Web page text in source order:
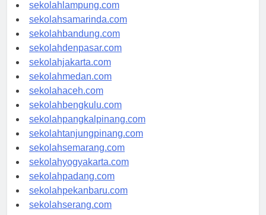
sekolahlampung.com
sekolahsamarinda.com
sekolahbandung.com
sekolahdenpasar.com
sekolahjakarta.com
sekolahmedan.com
sekolahaceh.com
sekolahbengkulu.com
sekolahpangkalpinang.com
sekolahtanjungpinang.com
sekolahsemarang.com
sekolahyogyakarta.com
sekolahpadang.com
sekolahpekanbaru.com